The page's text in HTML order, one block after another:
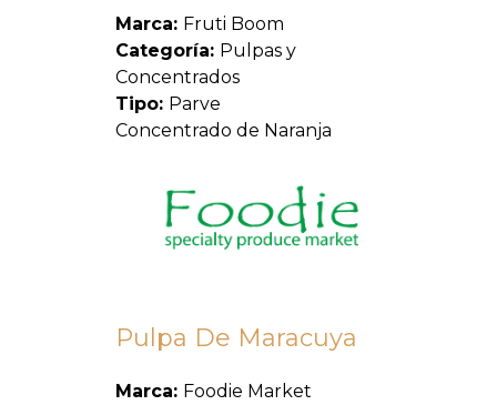
Marca: Fruti Boom
Categoría: Pulpas y
Concentrados
Tipo: Parve
Concentrado de Naranja
Pulpa De Maracuya
Marca: Foodie Market